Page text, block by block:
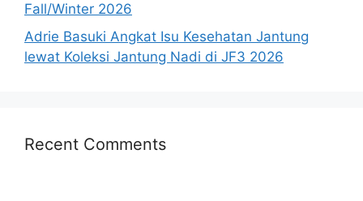
Fall/Winter 2026
Adrie Basuki Angkat Isu Kesehatan Jantung
lewat Koleksi Jantung Nadi di JF3 2026
Recent Comments